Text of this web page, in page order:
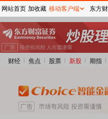
财经 焦点 股票 新股 期指
网站首页 加收藏 移动客户端 东方